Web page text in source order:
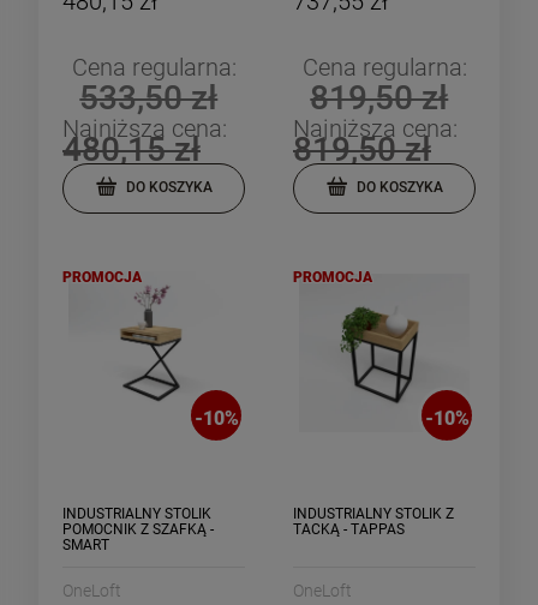
Cena regularna:
533,50 zł
Najniższa cena:
480,15 zł
DO KOSZYKA
Cena regularna:
819,50 zł
Najniższa cena:
819,50 zł
DO KOSZYKA
-10%
INDUSTRIALNY STOLIK
POMOCNIK Z SZAFKĄ -
SMART
OneLoft
PROMOCJA
-10%
INDUSTRIALNY STOLIK Z
TACKĄ - TAPPAS
OneLoft
PROMOCJA